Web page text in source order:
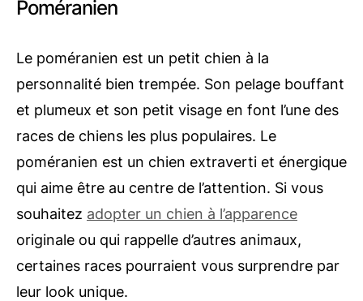
Poméranien
Le poméranien est un petit chien à la
personnalité bien trempée. Son pelage bouffant
et plumeux et son petit visage en font l’une des
races de chiens les plus populaires. Le
poméranien est un chien extraverti et énergique
qui aime être au centre de l’attention. Si vous
souhaitez adopter un chien à l’apparence
originale ou qui rappelle d’autres animaux,
certaines races pourraient vous surprendre par
leur look unique.